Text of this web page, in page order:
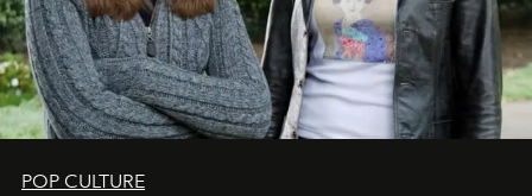
POP CULTURE